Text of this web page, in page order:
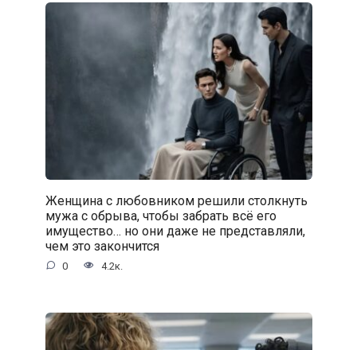
Женщина с любовником решили столкнуть
мужа с обрыва, чтобы забрать всё его
имущество… но они даже не представляли,
чем это закончится
0 4.2к.